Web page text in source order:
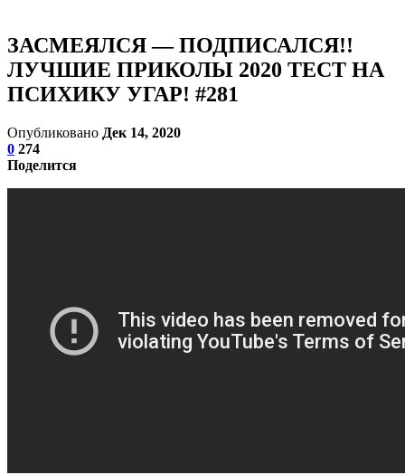
ЗАСМЕЯЛСЯ — ПОДПИСАЛСЯ!!
ЛУЧШИЕ ПРИКОЛЫ 2020 ТЕСТ НА
ПСИХИКУ УГАР! #281
Опубликовано Дек 14, 2020
0 274
Поделится